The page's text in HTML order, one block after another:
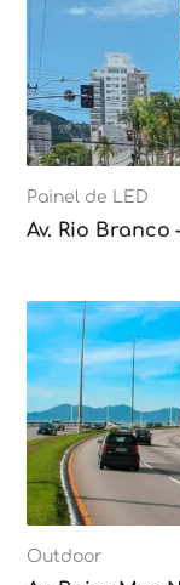
Painel de LED
Av. Rio Branco
Outdoor